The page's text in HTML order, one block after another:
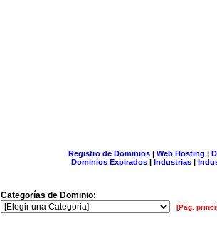
Registro de Dominios| Web Hosting |
Dominios Expirados | Industrias |
Categorías de Dominio:
[Pág.